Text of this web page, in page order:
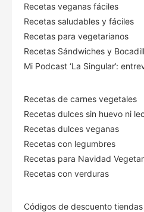
Recetas veganas fáciles
Recetas saludables y fáciles
Recetas para vegetarianos
Recetas Sándwiches y
Mi Podcast ‘La Singular’:
Recetas de carnes vegetales
Recetas dulces sin huevo ni
Recetas dulces veganas
Recetas con legumbres
Recetas para Navidad
Recetas con verduras
Códigos de descuento